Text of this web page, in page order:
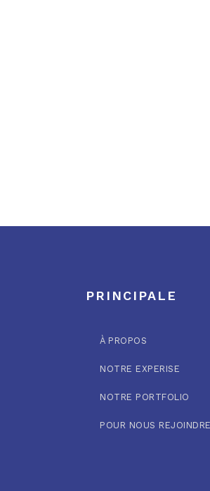
PRINCIPALE
À PROPOS
NOTRE EXPERISE
NOTRE PORTFOLIO
POUR NOUS REJOINDRE